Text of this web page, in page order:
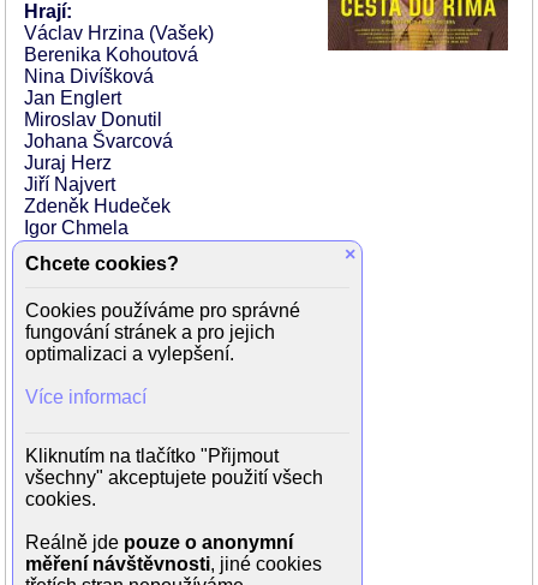
Hrají:
Václav Hrzina (Vašek)
Berenika Kohoutová
Nina Divíšková
Jan Englert
Miroslav Donutil
Johana Švarcová
Juraj Herz
Jiří Najvert
Zdeněk Hudeček
Igor Chmela
Igor Bareš
Jan Turner
Ernesto Čekan
Tomáš Hanák
Marian Moštík
Ivan Vojnár
Jan Hraběta
Orlan Mongush
Vladimír Gottwald
Zbigniew Zamachowski
Radim Kalvoda
×
Chcete cookies?
Cookies používáme pro správné
fungování stránek a pro jejich
optimalizaci a vylepšení.
Více informací
Kliknutím na tlačítko "Přijmout
všechny" akceptujete použití všech
cookies.
Reálně jde pouze o anonymní
měření návštěvnosti, jiné cookies